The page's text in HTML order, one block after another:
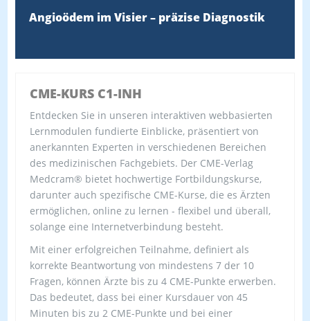
Angioödem im Visier – präzise Diagnostik
CME-KURS C1-INH
Entdecken Sie in unseren interaktiven webbasierten
Lernmodulen fundierte Einblicke, präsentiert von
anerkannten Experten in verschiedenen Bereichen
des medizinischen Fachgebiets. Der CME-Verlag
Medcram® bietet hochwertige Fortbildungskurse,
darunter auch spezifische CME-Kurse, die es Ärzten
ermöglichen, online zu lernen - flexibel und überall,
solange eine Internetverbindung besteht.
Mit einer erfolgreichen Teilnahme, definiert als
korrekte Beantwortung von mindestens 7 der 10
Fragen, können Ärzte bis zu 4 CME-Punkte erwerben.
Das bedeutet, dass bei einer Kursdauer von 45
Minuten bis zu 2 CME-Punkte und bei einer